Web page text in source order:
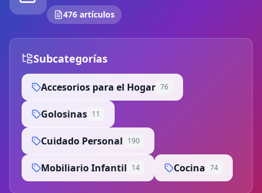
476 artículos
Subcategorías
Accesorios para el Hogar 76
Golosinas 11
Cuidado Personal 190
Mobiliario Infantil 14 Cocina 74